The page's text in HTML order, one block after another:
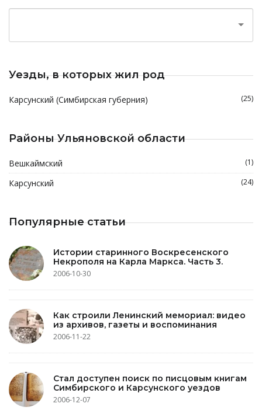
Уезды, в которых жил род
Карсунский (Симбирская губерния) (25)
Районы Ульяновской области
Вешкаймский (1)
Карсунский (24)
Популярные статьи
Истории старинного Воскресенского
Некрополя на Карла Маркса. Часть 3.
2006-10-30
Как строили Ленинский мемориал: видео
из архивов, газеты и воспоминания
2006-11-22
Стал доступен поиск по писцовым книгам
Симбирского и Карсунского уездов
2006-12-07